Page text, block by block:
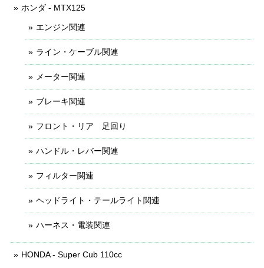
ホンダ - MTX125
エンジン関連
ライン・ケーブル関連
メーター関連
ブレーキ関連
フロント・リア 足回り
ハンドル・レバー関連
フィルター関連
ヘッドライト・テールライト関連
ハーネス・電装関連
HONDA - Super Cub 110cc